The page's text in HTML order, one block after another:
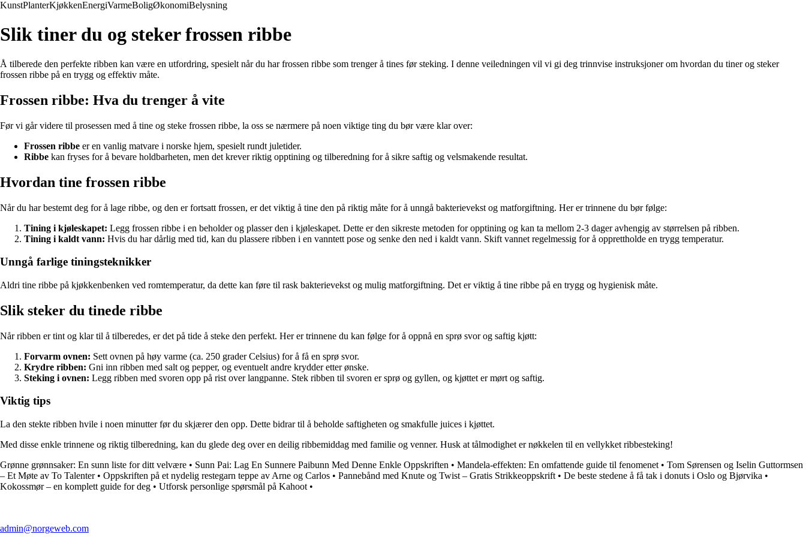
KunstPlanterKjøkkenEnergiVarmeBoligØkonomiBelysning
Slik tiner du og steker frossen ribbe
Å tilberede den perfekte ribben kan være en utfordring, spesielt når du har frossen ribbe som trenger å tines før steking. I denne veiledningen vil vi gi deg trinnvise instruksjoner om hvordan du tiner og steker
frossen ribbe på en trygg og effektiv måte.
Frossen ribbe: Hva du trenger å vite
Før vi går videre til prosessen med å tine og steke frossen ribbe, la oss se nærmere på noen viktige ting du bør være klar over:
Frossen ribbe er en vanlig matvare i norske hjem, spesielt rundt juletider.
Ribbe kan fryses for å bevare holdbarheten, men det krever riktig opptining og tilberedning for å sikre saftig og velsmakende resultat.
Hvordan tine frossen ribbe
Når du har bestemt deg for å lage ribbe, og den er fortsatt frossen, er det viktig å tine den på riktig måte for å unngå bakterievekst og matforgiftning. Her er trinnene du bør følge:
Tining i kjøleskapet: Legg frossen ribbe i en beholder og plasser den i kjøleskapet. Dette er den sikreste metoden for opptining og kan ta mellom 2-3 dager avhengig av størrelsen på ribben.
Tining i kaldt vann: Hvis du har dårlig med tid, kan du plassere ribben i en vanntett pose og senke den ned i kaldt vann. Skift vannet regelmessig for å opprettholde en trygg temperatur.
Unngå farlige tiningsteknikker
Aldri tine ribbe på kjøkkenbenken ved romtemperatur, da dette kan føre til rask bakterievekst og mulig matforgiftning. Det er viktig å tine ribbe på en trygg og hygienisk måte.
Slik steker du tinede ribbe
Når ribben er tint og klar til å tilberedes, er det på tide å steke den perfekt. Her er trinnene du kan følge for å oppnå en sprø svor og saftig kjøtt:
Forvarm ovnen: Sett ovnen på høy varme (ca. 250 grader Celsius) for å få en sprø svor.
Krydre ribben: Gni inn ribben med salt og pepper, og eventuelt andre krydder etter ønske.
Steking i ovnen: Legg ribben med svoren opp på rist over langpanne. Stek ribben til svoren er sprø og gyllen, og kjøttet er mørt og saftig.
Viktig tips
La den stekte ribben hvile i noen minutter før du skjærer den opp. Dette bidrar til å beholde saftigheten og smakfulle juices i kjøttet.
Med disse enkle trinnene og riktig tilberedning, kan du glede deg over en deilig ribbemiddag med familie og venner. Husk at tålmodighet er nøkkelen til en vellykket ribbesteking!
Grønne grønnsaker: En sunn liste for ditt velvære • Sunn Pai: Lag En Sunnere Paibunn Med Denne Enkle Oppskriften • Mandela-effekten: En omfattende guide til fenomenet • Tom Sørensen og Iselin Guttormsen
– Et Møte av To Talenter• Oppskriften på et nydelig restegarn teppe av Arne og Carlos • Pannebånd med Knute og Twist – Gratis Strikkeoppskrift • De beste stedene å få tak i donuts i Oslo og Bjørvika •
Kokossmør – en komplett guide for deg • Utforsk personlige spørsmål på Kahoot •
admin@norgeweb.com